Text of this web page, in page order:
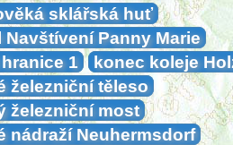
sklářská huť
Panny Marie
1 konec koleje
železniční těleso
železniční most
nádraží Neuhermsdorf